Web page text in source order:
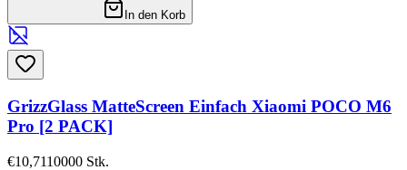
In den Korb
GrizzGlass MatteScreen Einfach Xiaomi POCO M6
Pro [2 PACK]
€10,7110000 Stk.